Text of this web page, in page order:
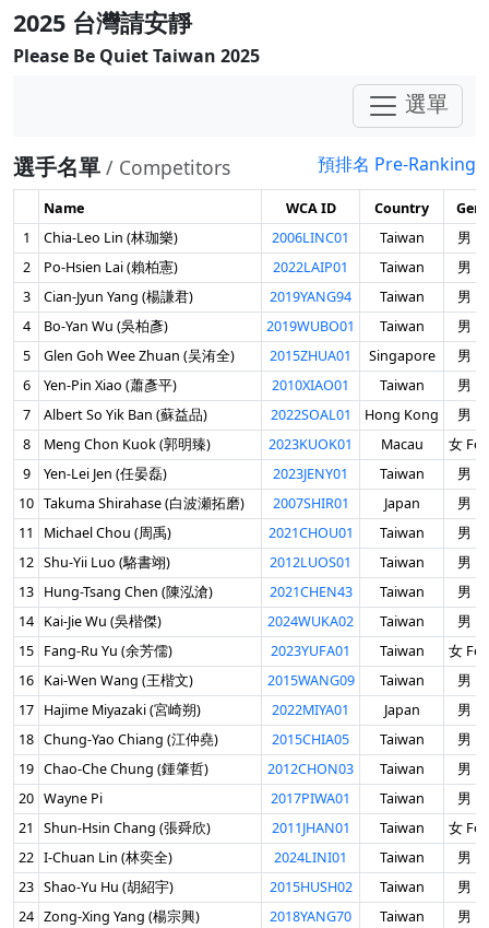
2025 台灣請安靜
Please Be Quiet Taiwan 2025
選單
選手名單 / Competitors 預排名 Pre-Ranking
Name WCA ID Country
1
Chia-Leo Lin (林珈樂) 2006LINC01 Taiwan
男
2
Po-Hsien Lai (賴柏憲) 2022LAIP01 Taiwan
男
3
Cian-Jyun Yang (楊謙君) 2019YANG94 Taiwan
男
4
Bo-Yan Wu (吳柏彥) 2019WUBO01 Taiwan
男
5
Glen Goh Wee Zhuan (吴洧全) 2015ZHUA01 Singapore
男
6
Yen-Pin Xiao (蕭彥平) 2010XIAO01 Taiwan
男
7
Albert So Yik Ban (蘇益品) 2022SOAL01 Hong Kong
男
8
Meng Chon Kuok (郭明臻) 2023KUOK01 Macau
女
9
Yen-Lei Jen (任晏磊) 2023JENY01 Taiwan
男
10 Takuma Shirahase (白波瀬拓磨) 2007SHIR01 Japan
男
11
Michael Chou (周禹) 2021CHOU01 Taiwan
男
12 Shu-Yii Luo (駱書翊) 2012LUOS01 Taiwan
男
13 Hung-Tsang Chen (陳泓滄) 2021CHEN43 Taiwan
男
14 Kai-Jie Wu (吳楷傑) 2024WUKA02 Taiwan
男
15 Fang-Ru Yu (余芳儒) 2023YUFA01 Taiwan
女
16 Kai-Wen Wang (王楷文) 2015WANG09 Taiwan
男
17 Hajime Miyazaki (宮崎朔) 2022MIYA01 Japan
男
18 Chung-Yao Chiang (江仲堯) 2015CHIA05 Taiwan
男
19 Chao-Che Chung (鍾肇哲) 2012CHON03 Taiwan
男
20 Wayne Pi 2017PIWA01 Taiwan
男
21
Shun-Hsin Chang (張舜欣) 2011JHAN01 Taiwan
女
22 I-Chuan Lin (林奕全) 2024LINI01 Taiwan
男
23 Shao-Yu Hu (胡紹宇) 2015HUSH02 Taiwan
男
24 Zong-Xing Yang (楊宗興) 2018YANG70 Taiwan
男